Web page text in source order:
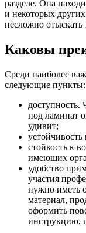
разделе. Она
и некоторых
несложно
Каковы
Среди наиболее
следующие пункты:
доступность.
под ламинат
удивит;
стойкость к
имеющих
удобство
участия
нужно иметь
материал,
оформить
инструкцию,